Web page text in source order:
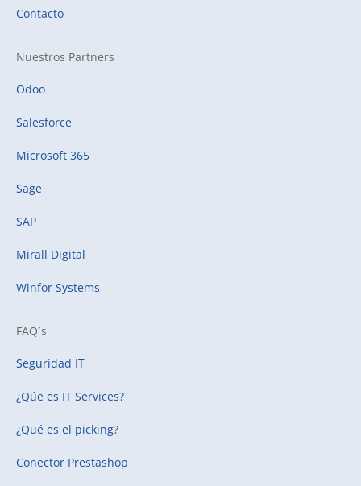
Contacto
Nuestros Partners
Odoo
Salesforce
Microsoft 365
Sage
SAP
Mirall Digital
Winfor Systems
FAQ´s
Seguridad IT
¿Qúe es IT Services?
¿Qué es el picking?
Conector Prestashop